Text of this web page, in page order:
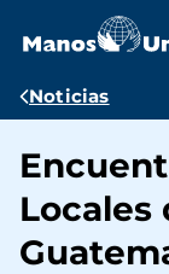
contenido
Ruta
Noticias
Locales